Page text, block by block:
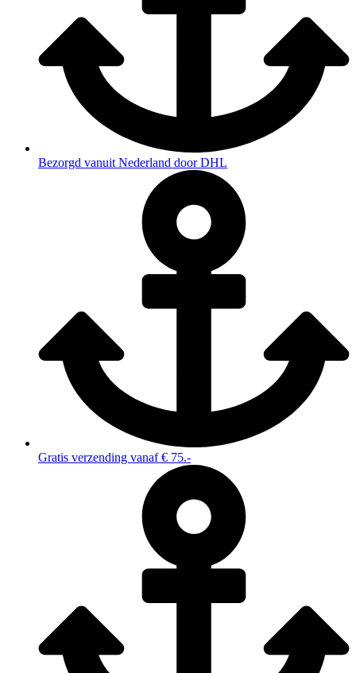
Bezorgd vanuit Nederland door DHL
Gratis verzending vanaf € 75.-